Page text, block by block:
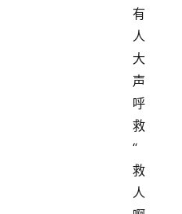
有
人
大
声
呼
救
“
救
人